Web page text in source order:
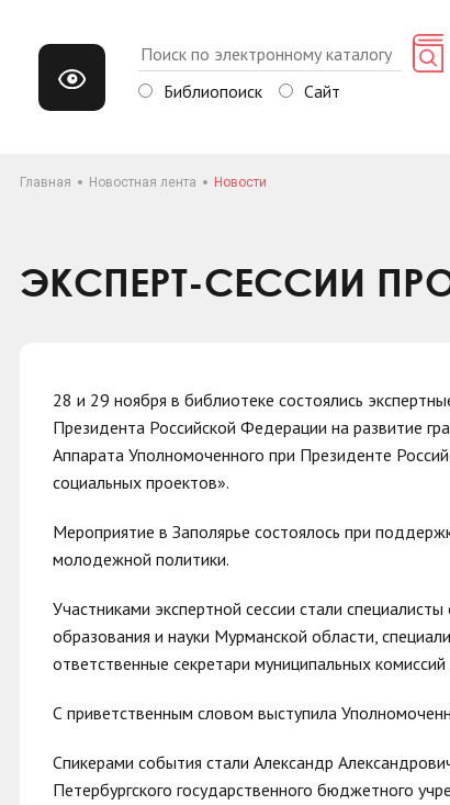
Библиопоиск Сайт
Главная Новостная лента Новости
ЭКСПЕРТ-СЕССИИ
28 и 29 ноября в библиотеке состоялись
Президента Российской Федерации на развитие
Аппарата Уполномоченного при Президенте
социальных проектов».
Мероприятие в Заполярье состоялось при
молодежной политики.
Участниками экспертной сессии стали
образования и науки Мурманской области,
ответственные секретари муниципальных
С приветственным словом выступила
Спикерами события стали Александр
Петербургского государственного бюджетного